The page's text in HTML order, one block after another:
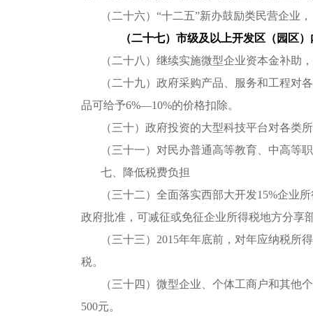
（二十六）“十二五”新办鼓励类民营企业
（二十七）市级及以上开发区（园区
（二十八）继续实施微型企业资本金补助
（二十九）政府采购产品、服务和工程对
品可给予6%―10%的价格扣除。
（三十）政府投资的大型科技平台对各类
（三十一）对民办普通高等教育、中高等
七、降低税费负担
（三十二）全面落实西部大开发15%企业
政府批准，可减征或免征企业所得税地方分享
（三十三）2015年年底前，对年应纳税所
税。
（三十四）微型企业、个体工商户和其他
500元。